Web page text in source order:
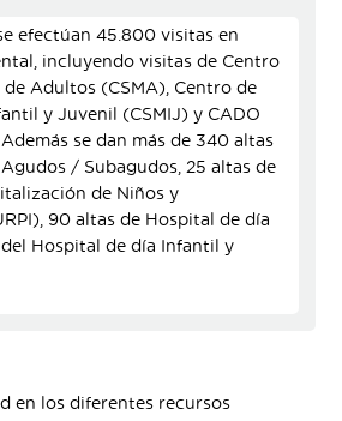
efectúan 45.800 visitas en
incluyendo visitas de Centro
de Adultos (CSMA), Centro de
y Juvenil (CSMIJ) y CADO
se dan más de 340 altas
/ Subagudos, 25 altas de
de Niños y
90 altas de Hospital de día
Hospital de día Infantil y
en los diferentes recursos